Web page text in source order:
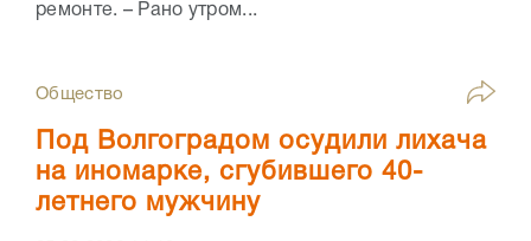
ремонте. – Рано утром...
Общество
Под Волгоградом осудили лихача
на иномарке, сгубившего 40-
летнего мужчину